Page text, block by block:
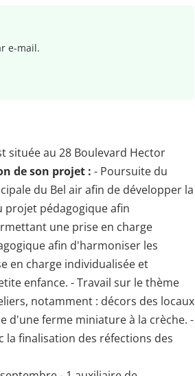
e-mail.
située au 28 Boulevard Hector
de son projet : - Poursuite du
du Bel air afin de développer la
projet pédagogique afin
une prise en charge
afin d'harmoniser les
en charge individualisée et
enfance. - Travail sur le thème
notamment : décors des locaux
d'une ferme miniature à la crèche. -
la finalisation des réfections des